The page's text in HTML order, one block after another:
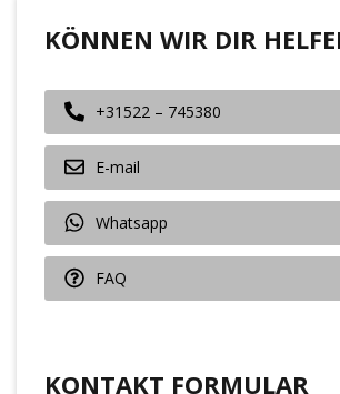
KÖNNEN WIR DIR
+31522 – 745380
E-mail
Whatsapp
FAQ
KONTAKT FORMULAR